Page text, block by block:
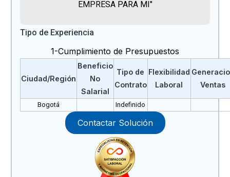
EMPRESA PARA MI"
Tipo de Experiencia
1-Cumplimiento de Presupuestos
Ciudad/Región
Beneficio
No
Salarial
Tipo de
Contrato
Flexibilidad
Laboral
Ventas
Bogotá Indefinido
Contactar Solución